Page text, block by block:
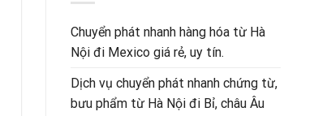
Chuyển phát nhanh hàng hóa từ Hà
Nội đi Mexico giá rẻ, uy tín.
Dịch vụ chuyển phát nhanh chứng từ,
bưu phẩm từ Hà Nội đi Bỉ, châu Âu